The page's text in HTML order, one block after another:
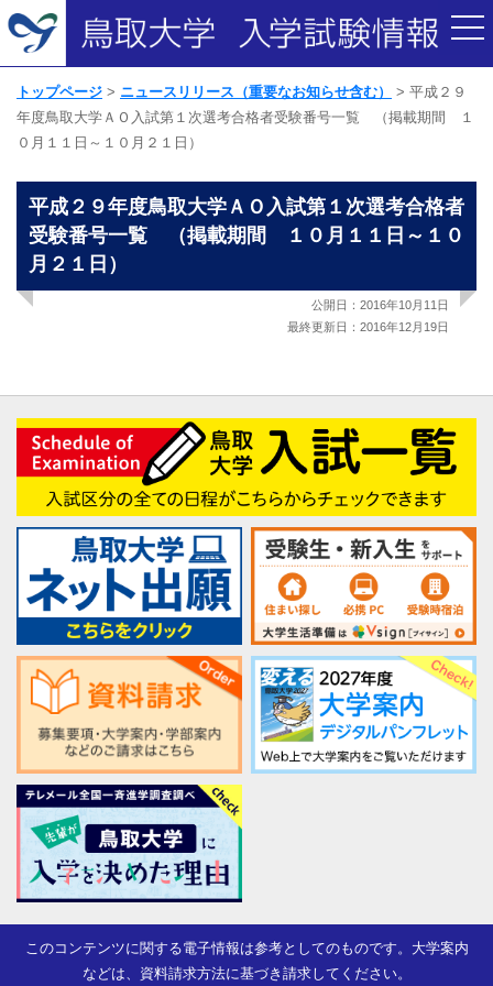
トップページ ニュースリリース（重要なお知らせ含む）
平成２９
年度鳥取大学ＡＯ入試第１次選考合格者受験番号一覧 （掲載期間 １
０月１１日～１０月２１日）
平成２９年度鳥取大学ＡＯ入試第１次選考合格者
受験番号一覧 （掲載期間 １０月１１日～１０
月２１日）
公開日：2016年10月11日
最終更新日：2016年12月19日
このコンテンツに関する電子情報は参考としてのものです。大学案内
などは、資料請求方法に基づき請求してください。